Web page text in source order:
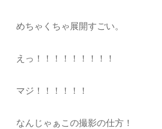
めちゃくちゃ展開すごい。
えっ！！！！！！！！！
マジ！！！！！！
なんじゃぁこの撮影の仕方！